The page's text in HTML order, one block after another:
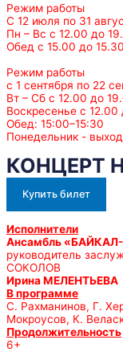
Режим работы
С 12 июля по 31
Пн – Вс с 12.00 до
Обед с 15.00 до 15.30
Режим работы
с 1 сентября по 22
Вт – Сб с 12.00 до
Воскресенье с 12.00
Обед: 15:00–15:30
Понедельник -
КОНЦЕРТ
Купить билет
Исполнители
Ансамбль
руководитель
СОКОЛОВ
Ирина МЕЛЕНТЬЕВА
В программе
С. Рахманинов, Г.
Мокроусов, К.
Продолжительность
6+